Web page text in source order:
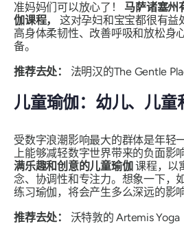
准妈妈们可以放心了！ 马萨诸塞州
伽课程，
这对孕妇和宝宝都很有益
高身体柔韧性、改善呼吸和放松身
备。
推荐去处：
法明汉的The Gentle
儿童瑜伽：幼儿、儿童
受数字浪潮影响最大的群体是年轻
上能够减轻数字世界带来的负面影
满乐趣和创意的儿童瑜伽 课程，以
念、协调性和专注力。想象一下，
练习瑜伽，将会产生多么深远的影响
推荐去处：
沃特敦的 Artemis Yoga